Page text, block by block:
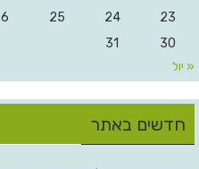
23
24
25
30
31
« יול
חדשים באתר